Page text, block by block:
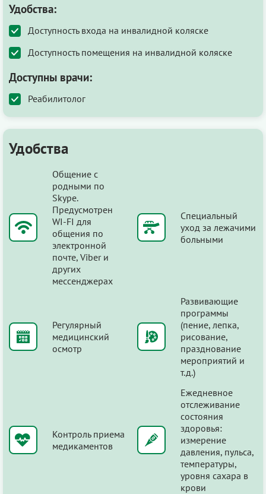
Удобства:
Доступность входа на инвалидной коляске
Доступность помещения на инвалидной коляске
Доступны врачи:
Реабилитолог
Удобства
Общение с
родными по
Skype.
Предусмотрен
WI-FI для
общения по
электронной
почте, Viber и
других
мессенджерах
Специальный
уход за лежачими
больными
Регулярный
медицинский
осмотр
Развивающие
программы
(пение, лепка,
рисование,
празднование
мероприятий и
т.д.)
Контроль приема
медикаментов
Ежедневное
отслеживание
состояния
здоровья:
измерение
давления, пульса,
температуры,
уровня сахара в
крови